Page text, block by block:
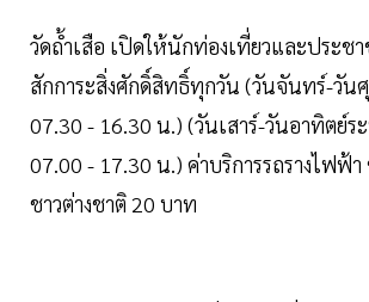
วัดถ้ำเสือ เปิดให้นักท่องเที่ยวและประช
สักการะสิ่งศักดิ์สิทธิ์ทุกวัน (วันจันทร์-วันศุ
07.30 - 16.30 น.) (วันเสาร์-วันอาทิตย์ระ
07.00 - 17.30 น.) ค่าบริการรถรางไฟฟ้
ชาวต่างชาติ 20 บาท